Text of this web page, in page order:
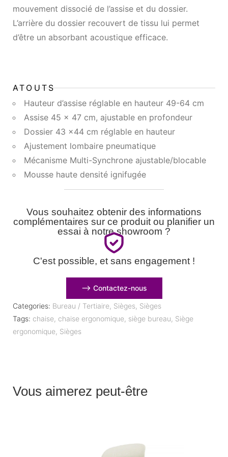
mouvement dissocié de l’assise et du dossier.
L’arrière du dossier recouvert de tissu lui permet
d’être un absorbant acoustique efficace.
ATOUTS
Hauteur d’assise réglable en hauteur 49-64 cm
Assise 45 x 47 cm, ajustable en profondeur
Dossier 43 x44 cm réglable en hauteur
Ajustement lombaire pneumatique
Mécanisme Multi-Synchrone ajustable/blocable
Mousse haute densité ignifugée
Vous souhaitez obtenir des informations
complémentaires sur ce produit ou planifier un
essai à notre showroom ?
C'est possible, et sans engagement !
⟶ Contactez-nous
Categories: Bureau / Tertiaire, Sièges, Sièges
Tags: chaise, chaise ergonomique, siège bureau, Siège
ergonomique, Sièges
Vous aimerez peut-être